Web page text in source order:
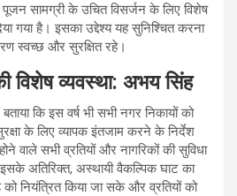
सामग्री के उचित विसर्जन के लिए विशेष
गया है। इसका उद्देश्य यह सुनिश्चित करना
स्वच्छ और सुरक्षित रहे।
विशेष व्यवस्था: अभय सिंह
कि इस वर्ष भी सभी नगर निकायों को
के लिए व्यापक इंतजाम करने के निर्देश
वाले सभी व्रतियों और नागरिकों की सुविधा
अतिरिक्त, अस्थायी वैकल्पिक घाट का
को नियंत्रित किया जा सके और व्रतियों को